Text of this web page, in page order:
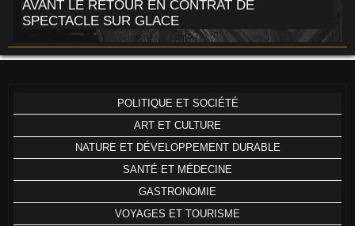
AVANT LE RETOUR EN CONTRAT DE
SPECTACLE SUR GLACE
POLITIQUE ET SOCIÉTÉ
ART ET CULTURE
NATURE ET DÉVELOPPEMENT DURABLE
SANTÉ ET MÉDECINE
GASTRONOMIE
VOYAGES ET TOURISME